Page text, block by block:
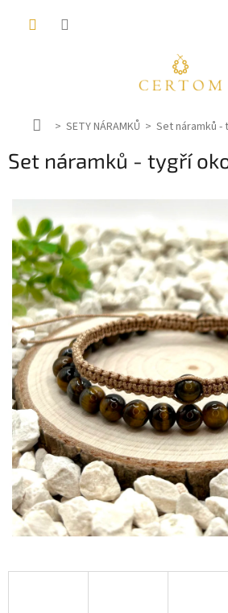
D
m
SETY NÁRAMKŮ Set náramků -
Set náramků - tygří